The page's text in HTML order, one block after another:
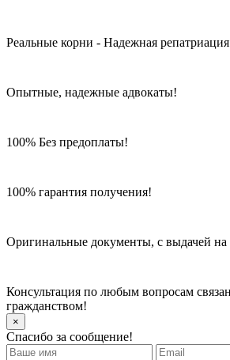
Реальные корни - Надежная
Опытные, надежные адвокаты!
100% Без предоплаты!
100% гарантия получения!
Оригинальные документы, с выдачей на
Консультация по любым вопросам
гражданством!
×
Спасибо за сообщение!